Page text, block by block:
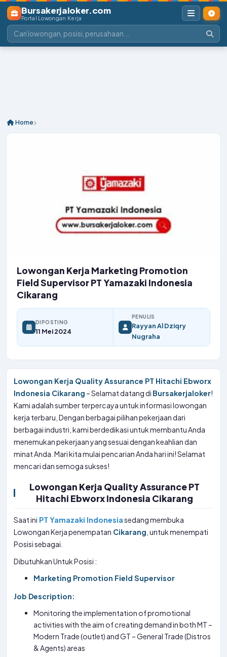
Bursakerjaloker.com
Portal Lowongan Kerja
Home
Lowongan Kerja Marketing Promotion
Field Supervisor PT Yamazaki Indonesia
Cikarang
DIPOSTING
11 Mei 2024
PENULIS
Rayyan Al Dziqry
Nugraha
Lowongan Kerja Quality Assurance PT Hitachi Ebworx
Indonesia Cikarang – Selamat datang di Bursakerjaloker!
Kami adalah sumber terpercaya untuk informasi lowongan
kerja terbaru, Dengan berbagai pilihan pekerjaan dari
berbagai industri, kami berdedikasi untuk membantu Anda
menemukan pekerjaan yang sesuai dengan keahlian dan
minat Anda. Mari kita mulai pencarian Anda hari ini! Selamat
mencari dan semoga sukses!
Lowongan Kerja Quality Assurance PT
Hitachi Ebworx Indonesia Cikarang
Saat ini PT Yamazaki Indonesiasedang membuka
Lowongan Kerja penempatan Cikarang , untuk menempati
Posisi sebagai.
Dibutuhkan Untuk Posisi :
Marketing Promotion Field Supervisor
Job Description:
Monitoring the implementation of promotional
activities with the aim of creating demand in both MT –
Modern Trade (outlet) and GT – General Trade (Distros
& Agents) areas